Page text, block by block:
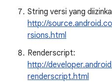
String versi yang
http://
rsions.html
Renderscript:
http://
renderscript.html